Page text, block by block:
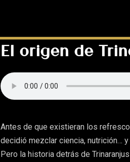
El origen de
Antes de que existieran los
decidió mezclar ciencia, nutrición…
Pero la historia detrás de